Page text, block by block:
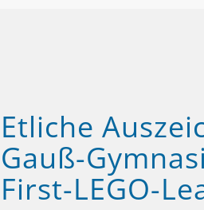
Etliche
Gauß-
First-LEGO-